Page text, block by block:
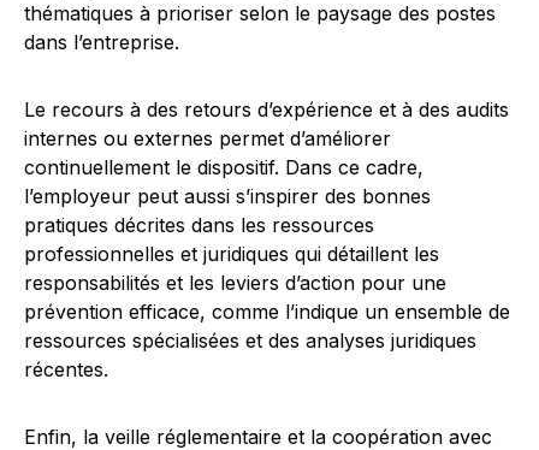
thématiques à prioriser selon le paysage des postes
dans l’entreprise.
Le recours à des retours d’expérience et à des audits
internes ou externes permet d’améliorer
continuellement le dispositif. Dans ce cadre,
l’employeur peut aussi s’inspirer des bonnes
pratiques décrites dans les ressources
professionnelles et juridiques qui détaillent les
responsabilités et les leviers d’action pour une
prévention efficace, comme l’indique un ensemble de
ressources spécialisées et des analyses juridiques
récentes.
Enfin, la veille réglementaire et la coopération avec